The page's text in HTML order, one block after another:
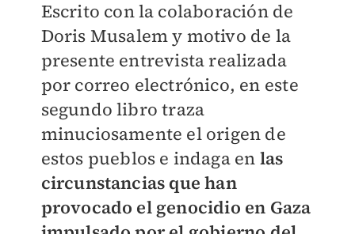
Escrito con la colaboración de
Doris Musalem y motivo de la
presente entrevista realizada
por correo electrónico, en este
segundo libro traza
minuciosamente el origen de
estos pueblos e indaga en las
circunstancias que han
provocado el genocidio en Gaza